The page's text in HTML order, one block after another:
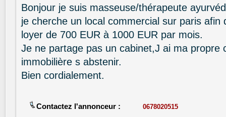
Bonjour je suis masseuse/thérapeute
je cherche un local commercial sur paris afin
loyer de 700 EUR à 1000 EUR par mois.
Je ne partage pas un cabinet,J ai ma propre
immobilière s abstenir.
Bien cordialement.
Contactez l'annonceur : 0678020515